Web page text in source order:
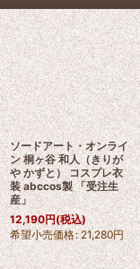
ソードアート・オンライ
ン 桐ヶ谷 和人（きりが
や かずと） コスプレ衣
装 abccos製 「受注生
産」
12,190円(税込)
希望小売価格: 21,280円